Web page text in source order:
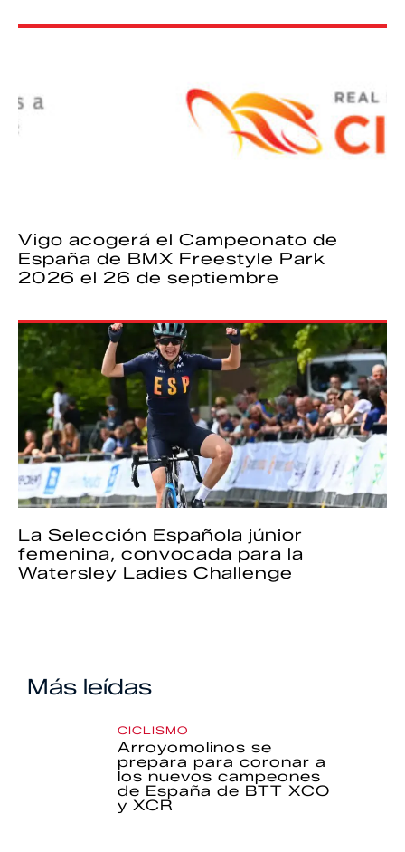
Vigo acogerá el Campeonato de
España de BMX Freestyle Park
2026 el 26 de septiembre
La Selección Española júnior
femenina, convocada para la
Watersley Ladies Challenge
Más leídas
CICLISMO
Arroyomolinos se
prepara para coronar a
los nuevos campeones
de España de BTT XCO
y XCR